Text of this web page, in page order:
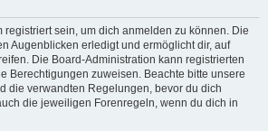
registriert sein, um dich anmelden zu können. Die
Augenblicken erledigt und ermöglicht dir, auf
Die Board-Administration kann registrierten
Berechtigungen zuweisen. Beachte bitte unsere
die verwandten Regelungen, bevor du dich
die jeweiligen Forenregeln, wenn du dich in